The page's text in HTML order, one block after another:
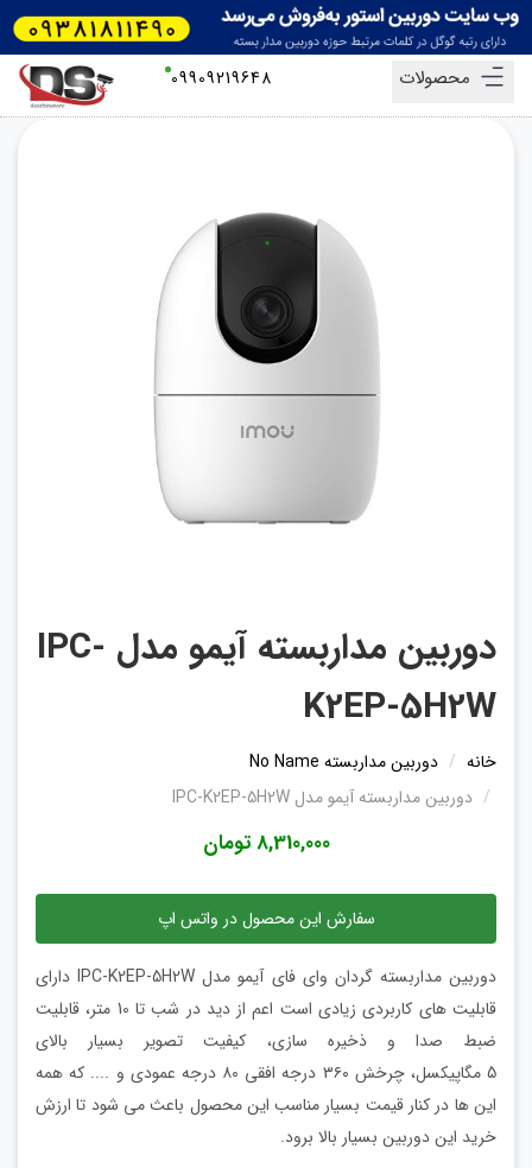
محصولات 09909219648
دوربین مداربسته آیمو مدل IPC-
K2EP-5H2W
خانه
دوربین مداربسته No Name
دوربین مداربسته آیمو مدل IPC-K2EP-5H2W
8,310,000 تومان
سفارش این محصول در واتس اپ
دوربین مداربسته گردان وای فای آیمو مدل IPC-K2EP-5H2W دارای
قابلیت های کاربردی زیادی است اعم از دید در شب تا 10 متر، قابلیت
ضبط صدا و ذخیره سازی، کیفیت تصویر بسیار بالای
5 مگاپیکسل، چرخش ۳۶۰ درجه افقی ۸۰ درجه عمودی و .... که همه
این ها در کنار قیمت بسیار مناسب این محصول باعث می شود تا ارزش
خرید این دوربین بسیار بالا برود.